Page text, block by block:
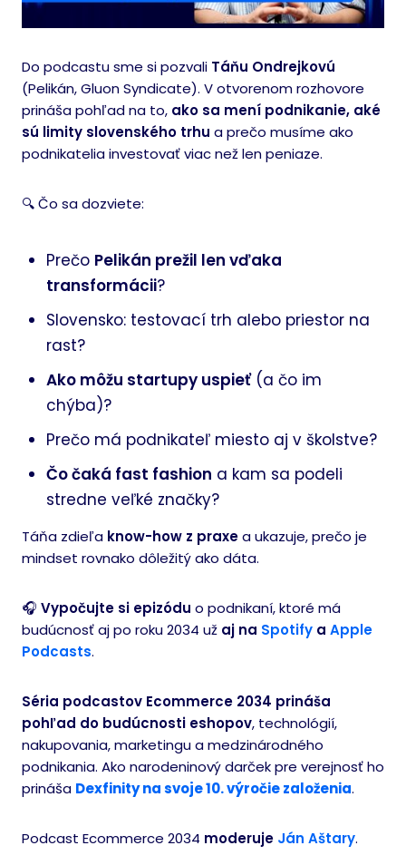
Do podcastu sme si pozvali Táňu Ondrejkovú
(Pelikán, Gluon Syndicate). V otvorenom rozhovore
prináša pohľad na to, ako sa mení podnikanie, aké
sú limity slovenského trhu a prečo musíme ako
podnikatelia investovať viac než len peniaze.
🔍 Čo sa dozviete:
Prečo Pelikán prežil len vďaka
transformácii?
Slovensko: testovací trh alebo priestor na
rast?
Ako môžu startupy uspieť(a čo im
chýba)?
Prečo má podnikateľ miesto aj v školstve?
Čo čaká fast fashion a kam sa podeli
stredne veľké značky?
Táňa zdieľa know-how z praxea ukazuje, prečo je
mindset rovnako dôležitý ako dáta.
🎧 Vypočujte si epizódu o podnikaní, ktoré má
budúcnosť aj po roku 2034 užaj na Spotifya Apple
Podcasts.
Séria podcastov Ecommerce 2034 prináša
pohľad do budúcnosti eshopov, technológií,
nakupovania, marketingu a medzinárodného
podnikania. Ako narodeninový darček pre verejnosť ho
prináša Dexfinity na svoje 10. výročie založenia.
Podcast Ecommerce 2034 moderuje Ján Aštary.